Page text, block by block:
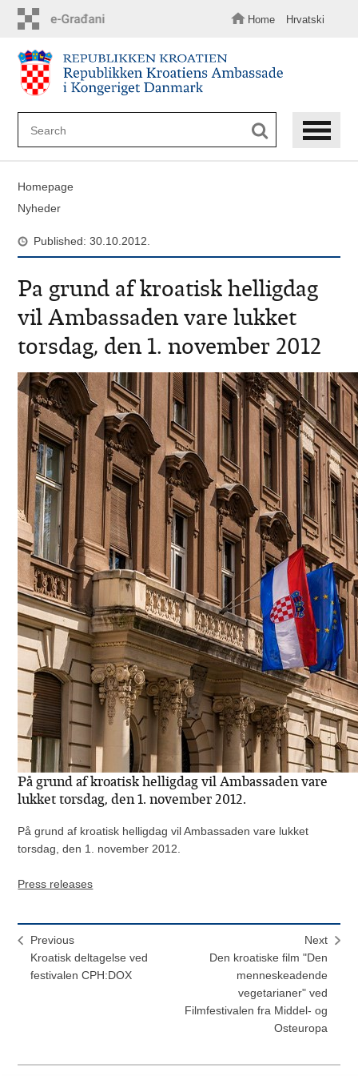
content
Home Hrvatski
Homepage
Nyheder
Published: 30.10.2012.
Pa grund af kroatisk helligdag
vil Ambassaden vare lukket
torsdag, den 1. november 2012
På grund af kroatisk helligdag vil Ambassaden vare
lukket torsdag, den 1. november 2012.
På grund af kroatisk helligdag vil Ambassaden vare lukket
torsdag, den 1. november 2012.
Press releases
Previous
Kroatisk deltagelse ved
festivalen CPH:DOX
Next
Den kroatiske film "Den
menneskeadende
vegetarianer" ved
Filmfestivalen fra Middel- og
Osteuropa